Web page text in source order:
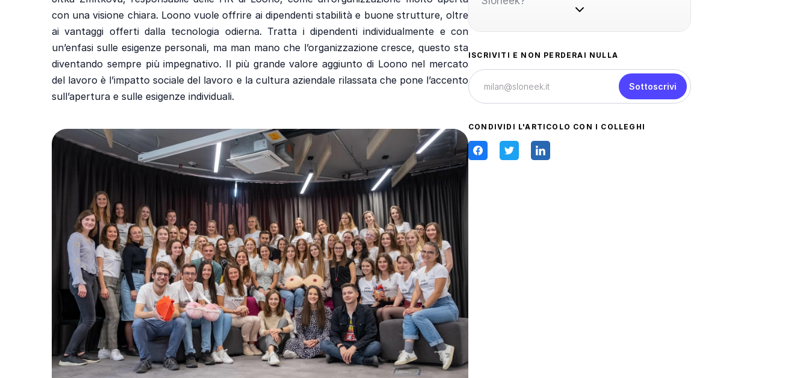
con una visione chiara. Loono vuole offrire ai dipendenti stabilità e buone strutture, oltre
ai vantaggi offerti dalla tecnologia odierna. Tratta i dipendenti individualmente e con
un’enfasi sulle esigenze personali, ma man mano che l’organizzazione cresce, questo sta
diventando sempre più impegnativo. Il più grande valore aggiunto di Loono nel mercato
del lavoro è l’impatto sociale del lavoro e la cultura aziendale rilassata che pone l’accento
sull’apertura e sulle esigenze individuali.
ISCRIVITI E NON PERDERAI NULLA
Sottoscrivi
CONDIVIDI L'ARTICOLO CON I COLLEGHI